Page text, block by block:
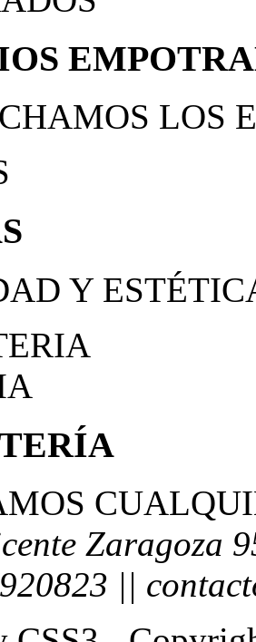
LOS
Y
Zaragoza
||